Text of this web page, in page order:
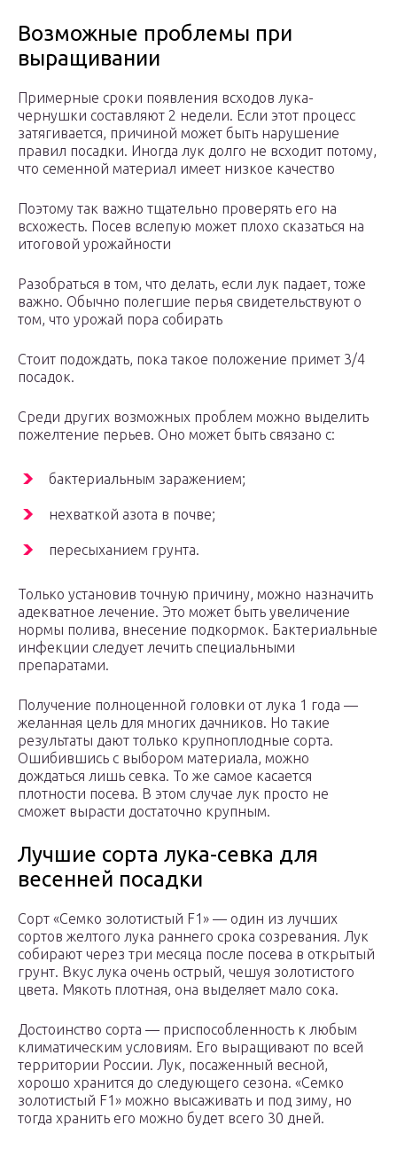
Возможные проблемы при
выращивании
Примерные сроки появления всходов лука-
чернушки составляют 2 недели. Если этот процесс
затягивается, причиной может быть нарушение
правил посадки. Иногда лук долго не всходит потому,
что семенной материал имеет низкое качество
Поэтому так важно тщательно проверять его на
всхожесть. Посев вслепую может плохо сказаться на
итоговой урожайности
Разобраться в том, что делать, если лук падает, тоже
важно. Обычно полегшие перья свидетельствуют о
том, что урожай пора собирать
Стоит подождать, пока такое положение примет 3/4
посадок.
Среди других возможных проблем можно выделить
пожелтение перьев. Оно может быть связано с:
бактериальным заражением;
нехваткой азота в почве;
пересыханием грунта.
Только установив точную причину, можно назначить
адекватное лечение. Это может быть увеличение
нормы полива, внесение подкормок. Бактериальные
инфекции следует лечить специальными
препаратами.
Получение полноценной головки от лука 1 года —
желанная цель для многих дачников. Но такие
результаты дают только крупноплодные сорта.
Ошибившись с выбором материала, можно
дождаться лишь севка. То же самое касается
плотности посева. В этом случае лук просто не
сможет вырасти достаточно крупным.
Лучшие сорта лука-севка для
весенней посадки
Сорт «Семко золотистый F1» — один из лучших
сортов желтого лука раннего срока созревания. Лук
собирают через три месяца после посева в открытый
грунт. Вкус лука очень острый, чешуя золотистого
цвета. Мякоть плотная, она выделяет мало сока.
Достоинство сорта — приспособленность к любым
климатическим условиям. Его выращивают по всей
территории России. Лук, посаженный весной,
хорошо хранится до следующего сезона. «Семко
золотистый F1» можно высаживать и под зиму, но
тогда хранить его можно будет всего 30 дней.